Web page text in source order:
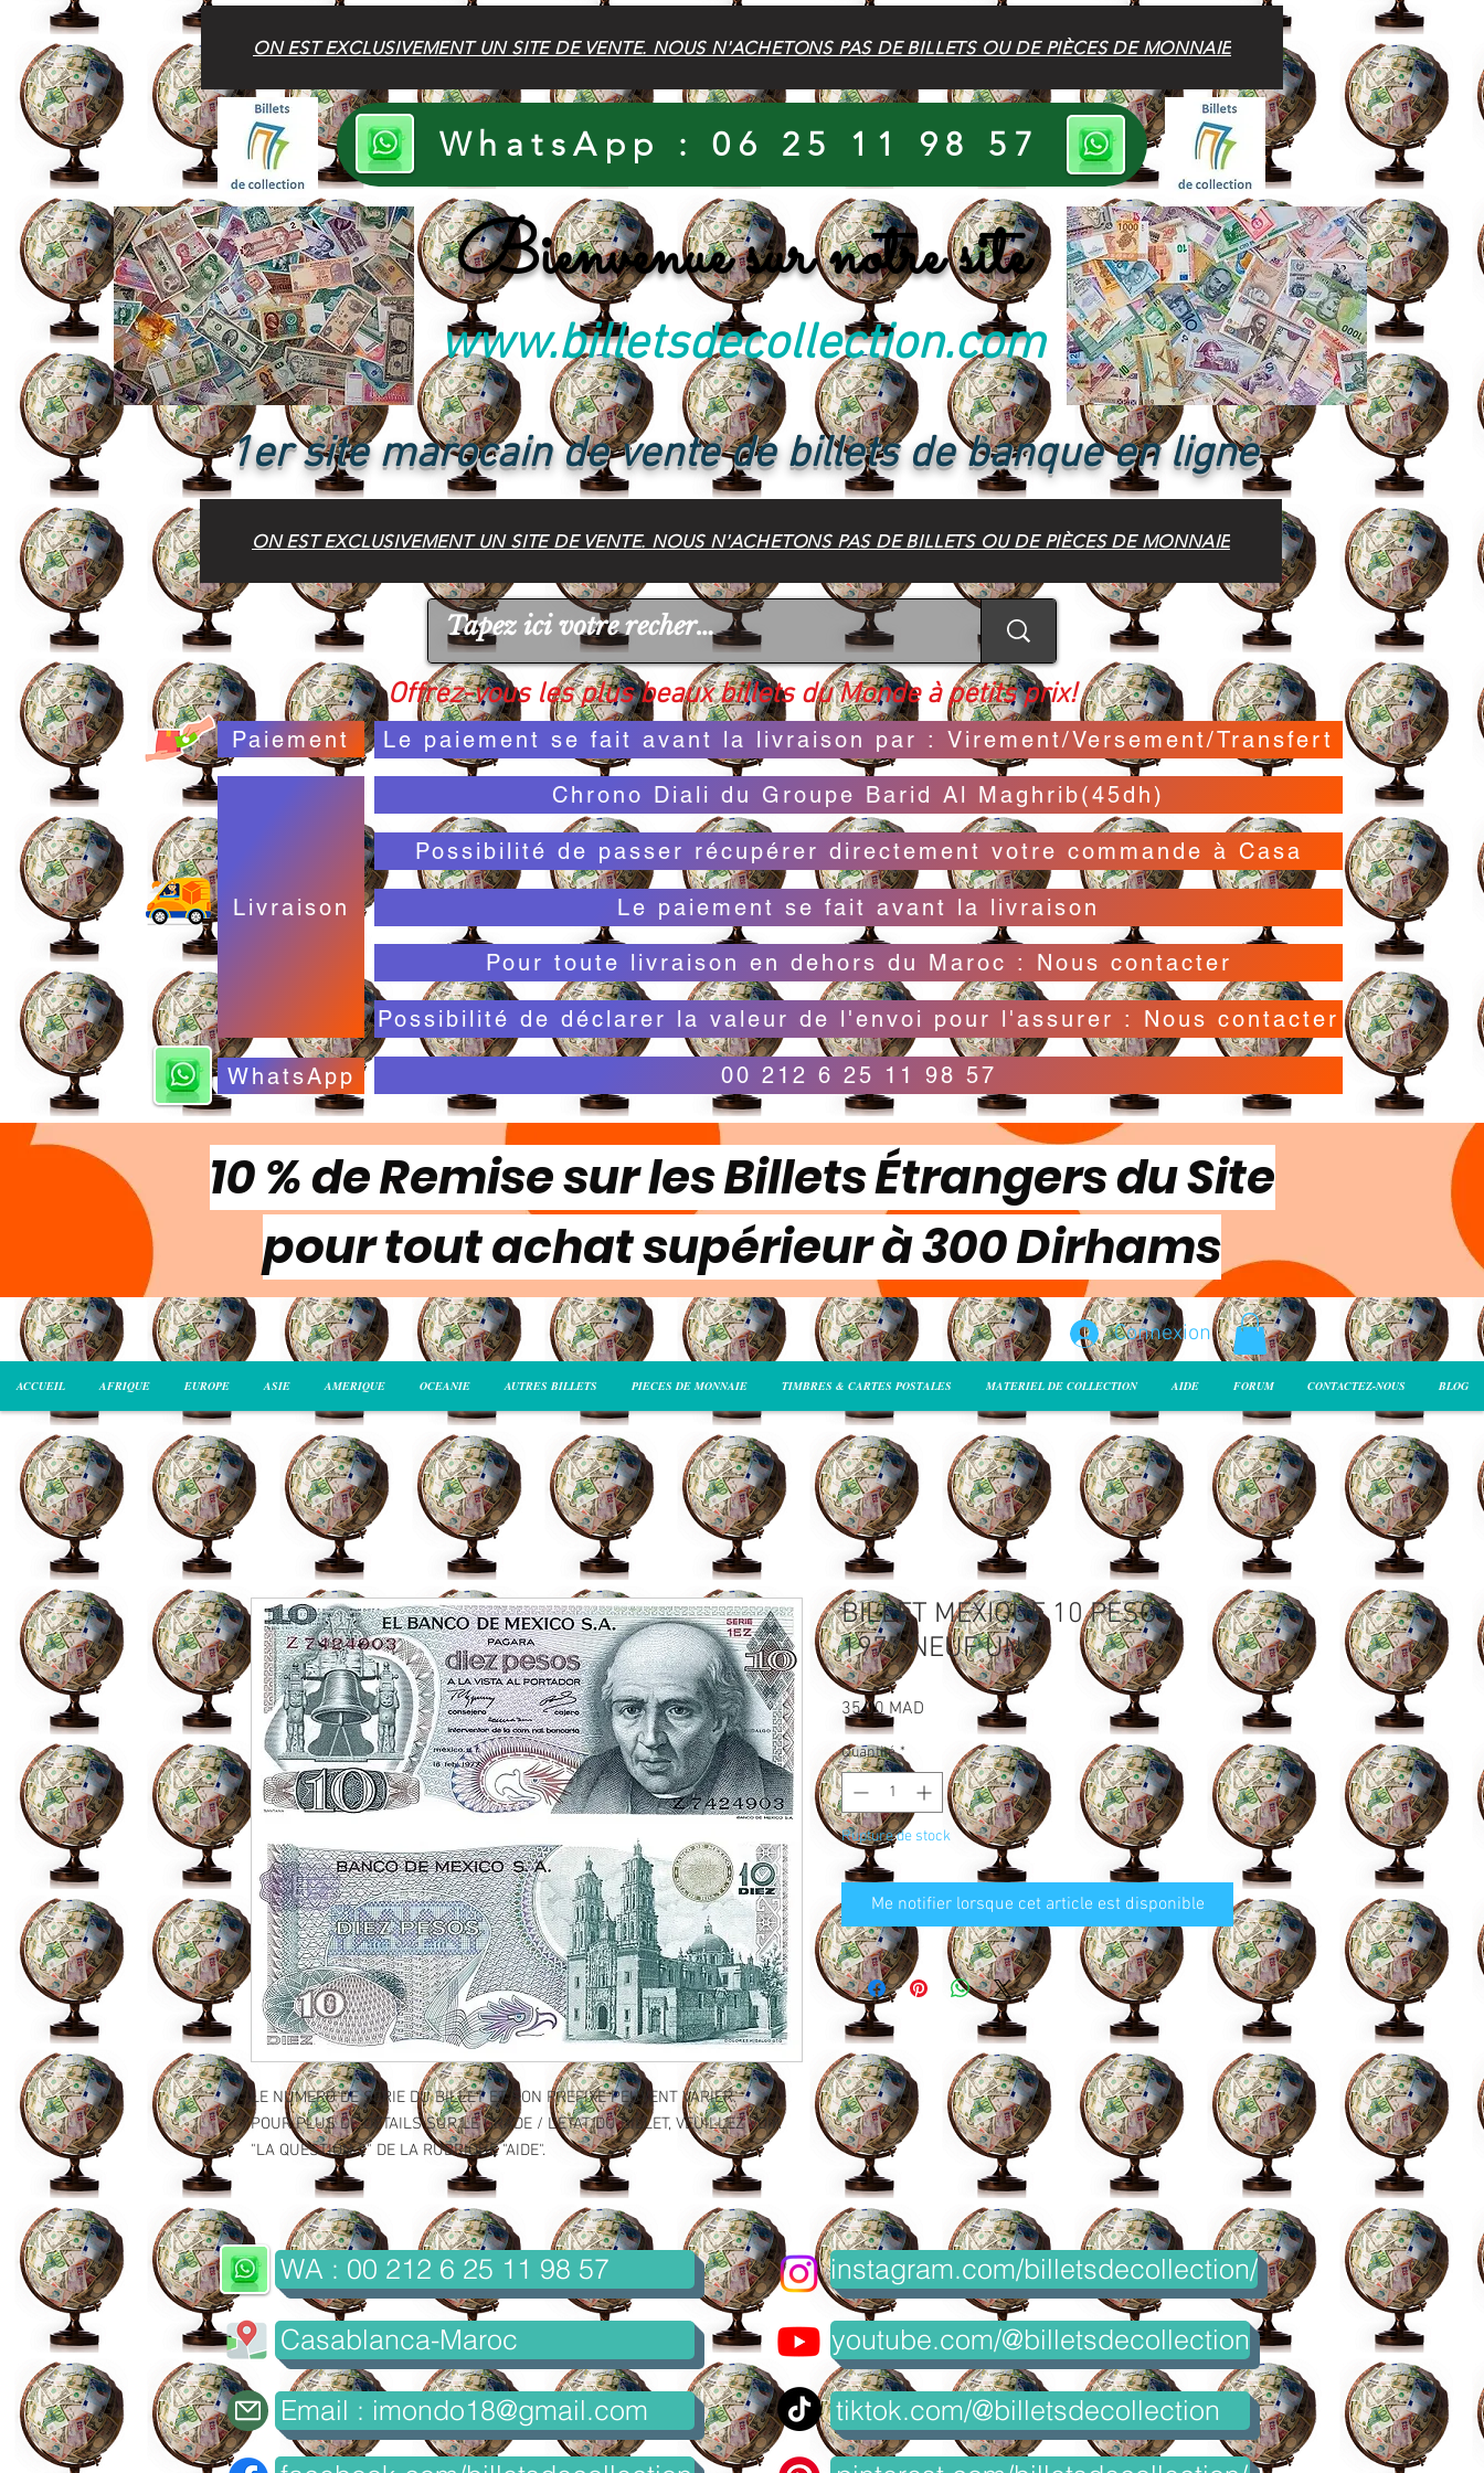
ON EST EXCLUSIVEMENT UN SITE DE VENTE. NOUS N'ACHETONS PAS DE BILLETS OU DE PIÈCES DE MONNAIE
WhatsApp : 06 25 11 98 57
Bienvenue sur notre site
www.billetsdecollection.com
1er site marocain de vente de billets de banque en ligne
ON EST EXCLUSIVEMENT UN SITE DE VENTE. NOUS N'ACHETONS PAS DE BILLETS OU DE PIÈCES DE MONNAIE
Offrez-vous les plus beaux billets du Monde à petits prix!
Paiement Le paiement se fait avant la livraison par : Virement/Versement/Transfert
Livraison
Chrono Diali du Groupe Barid Al Maghrib(45dh)
Possibilité de passer récupérer directement votre commande à Casa
Le paiement se fait avant la livraison
Pour toute livraison en dehors du Maroc : Nous contacter
Possibilité de déclarer la valeur de l'envoi pour l'assurer : Nous contacter
WhatsApp 00 212 6 25 11 98 57
10 % de Remise sur les Billets Étrangers du Site
pour tout achat supérieur à 300 Dirhams
Connexion
ACCUEIL AFRIQUE EUROPE ASIE AMERIQUE OCEANIE AUTRES BILLETS PIECES DE MONNAIE TIMBRES & CARTES POSTALES MATERIEL DE COLLECTION AIDE FORUM CONTACTEZ-NOUS BLOG
LE NUMERO DE SERIE DU BILLET ET SON PREFIXE PEUVENT VARIER.
POUR PLUS DE DETAILS SUR LE GRADE / L'ETAT DU BILLET, VEUILLEZ VOIR
"LA QUESTION 2" DE LA RUBRIQUE "AIDE".
BILLET MEXIQUE 10 PESOS
1977 NEUF UNC
35,00 MAD
Quantité *
Rupture de stock
Me notifier lorsque cet article est disponible
WA : 00 212 6 25 11 98 57
Casablanca-Maroc
Email : imondo18@gmail.com
instagram.com/billetsdecollection/
youtube.com/@billetsdecollection
tiktok.com/@billetsdecollection